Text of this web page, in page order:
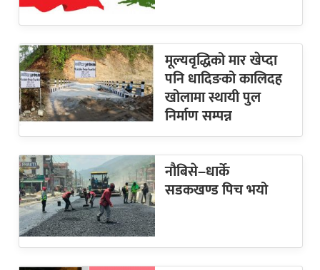
मूल्यवृद्धिको मार खेप्दा
पनि धादिङको कालिदह
खोलामा स्थायी पुल
निर्माण सम्पन्न
नौबिसे–धार्के
सडकखण्ड पिच भयो